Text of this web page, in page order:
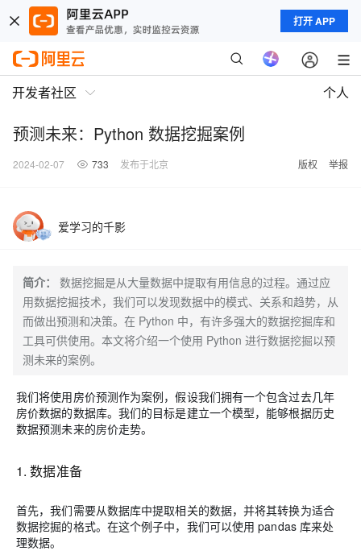
打开 APP
开发者社区 个人
预测未来：Python 数据挖掘案例
2024-02-07 733 发布于北京 版权 举报
爱学习的千影
简介：
数据挖掘是从大量数据中提取有用信息的过程。通过应
用数据挖掘技术，我们可以发现数据中的模式、关系和趋势，从
而做出预测和决策。在 Python 中，有许多强大的数据挖掘库和
工具可供使用。本文将介绍一个使用 Python 进行数据挖掘以预
测未来的案例。
我们将使用房价预测作为案例，假设我们拥有一个包含过去几年
房价数据的数据库。我们的目标是建立一个模型，能够根据历史
数据预测未来的房价走势。
1. 数据准备
首先，我们需要从数据库中提取相关的数据，并将其转换为适合
数据挖掘的格式。在这个例子中，我们可以使用 pandas 库来处
理数据。